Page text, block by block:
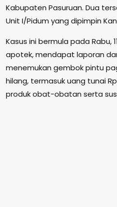
Kabupaten Pasuruan. Dua
Unit I/Pidum yang dipimpin
Kasus ini bermula pada Rabu,
apotek, mendapat laporan
menemukan gembok pintu
hilang, termasuk uang tunai
produk obat-obatan serta